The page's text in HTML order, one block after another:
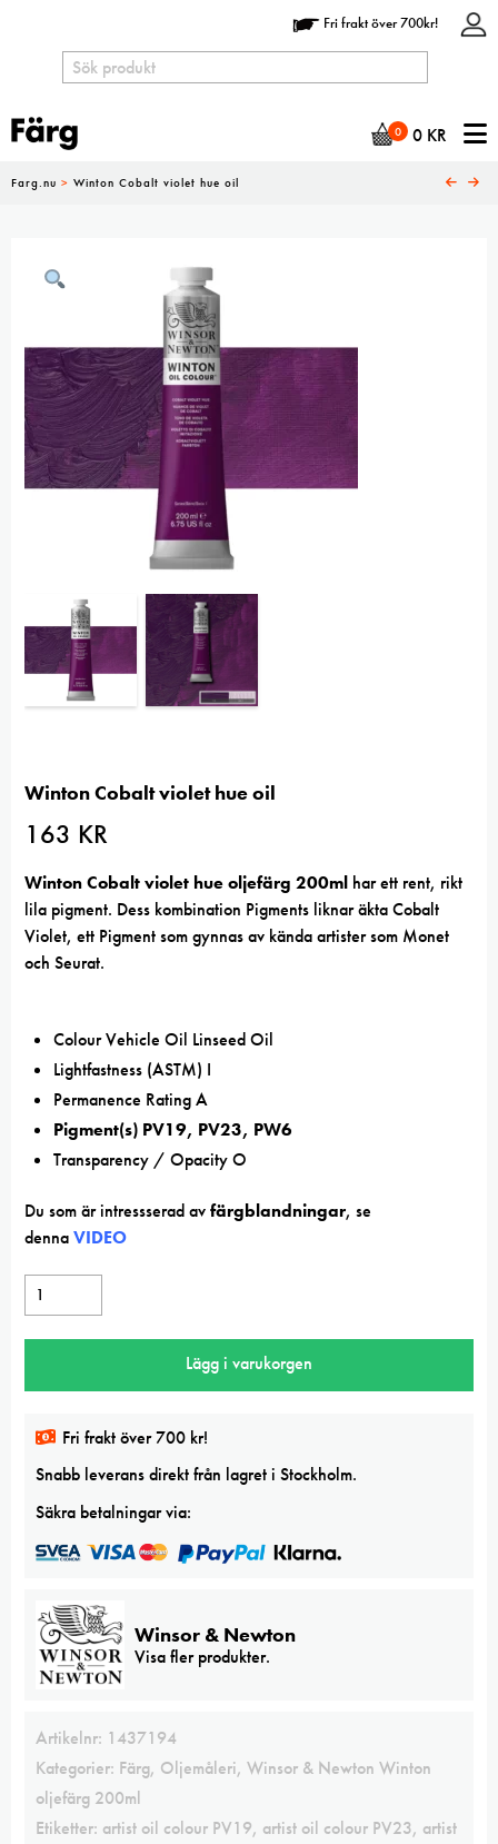
Fri frakt över 700kr!
0 0 KR
Farg.nu > Winton Cobalt violet hue oil
Winton Cobalt violet hue oil
163 KR
Winton Cobalt violet hue oljefärg 200ml har ett rent, rikt
lila pigment. Dess kombination Pigments liknar äkta Cobalt
Violet, ett Pigment som gynnas av kända artister som Monet
och Seurat.
Colour Vehicle Oil Linseed Oil
Lightfastness (ASTM) I
Permanence Rating A
Pigment(s) PV19, PV23, PW6
Transparency / Opacity O
Du som är intressserad avfärgblandningar, se
dennaVIDEO
Winton
Cobalt
violet
oil
Lägg i varukorgen
Fri frakt över 700 kr!
Snabb leverans direkt från lagret i Stockholm.
Säkra betalningar via:
Winsor & Newton
Visa fler produkter.
Artikelnr: 1437194
Kategorier: Färg, Oljemåleri, Winsor & Newton Winton
oljefärg 200ml
Etiketter: artist oil colour PV19, artist oil colour PV23, artist